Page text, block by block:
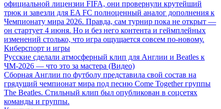
официальной лицензии FIFA, они провернули крутейший
трюк и завезли для EA FC полноценный аналог дополнения к
Чемпионату мира 2026. Правда, сам турнир пока не открыт —
он стартует 4 июня. Но и без него контента и геймплейных
изменений столько, что игра ощущается совсем по-новому.
Киберспорт и игры
Русские сделали атмосферный клип для Англии и Beatles к
ЧМ-2026 — что это за мастера (Видео)
Сборная Англии по футболу представила свой состав на
грядущий чемпионат мира под песню Come Together группы
The Beatles. Стильный клип был опубликован в соцсетях
команды и группы.